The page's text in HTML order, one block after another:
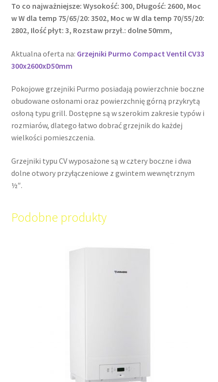
To co najważniejsze: Wysokość: 300, Długość: 2600, Moc
w W dla temp 75/65/20: 3502, Moc w W dla temp 70/55/20:
2802, Ilość płyt: 3, Rozstaw przył.: dolne 50mm,
Aktualna oferta na: Grzejniki Purmo Compact Ventil CV33
300x2600xD50mm
Pokojowe grzejniki Purmo posiadają powierzchnie boczne
obudowane osłonami oraz powierzchnię górną przykrytą
osłoną typu grill. Dostępne są w szerokim zakresie typów i
rozmiarów, dlatego łatwo dobrać grzejnik do każdej
wielkości pomieszczenia.
Grzejniki typu CV wyposażone są w cztery boczne i dwa
dolne otwory przyłączeniowe z gwintem wewnętrznym
½″.
Podobne produkty